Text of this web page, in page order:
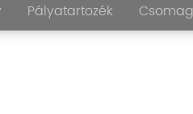
Pályatartozék